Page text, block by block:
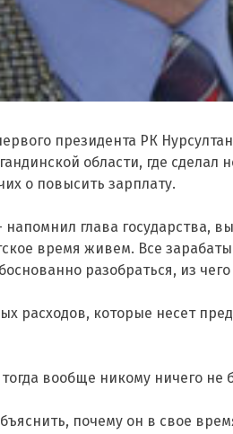
президента РК
области, где сделал
о повысить зарплату.
глава государства,
время живем. Все
разобраться, из чего
расходов, которые несет
вообще никому ничего не
почему он в свое